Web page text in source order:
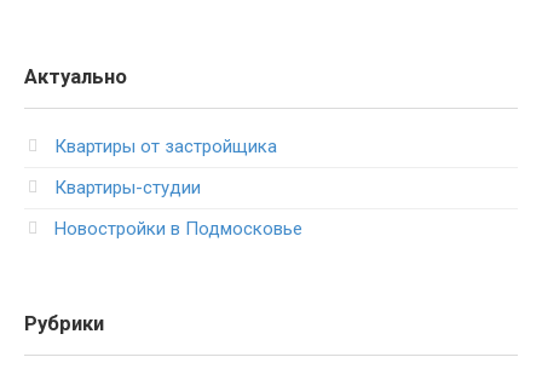
Актуально
Квартиры от застройщика
Квартиры-студии
Новостройки в Подмосковье
Рубрики